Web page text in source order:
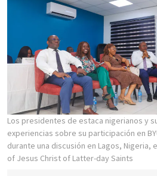
Los presidentes de estaca nigerianos y
experiencias sobre su participación en
durante una discusión en Lagos, Nigeria,
of Jesus Christ of Latter-day Saints